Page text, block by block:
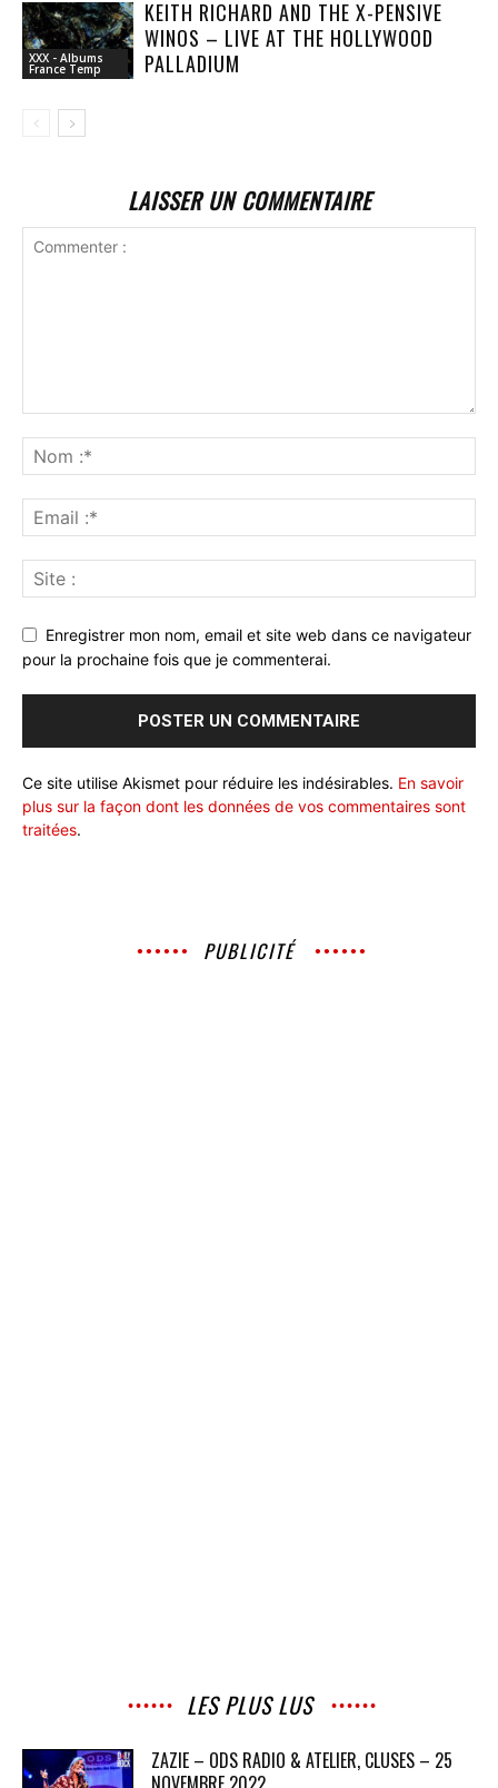
XXX - Albums
France Temp
KEITH RICHARD AND THE X-PENSIVE
WINOS – LIVE AT THE HOLLYWOOD
PALLADIUM
LAISSER UN COMMENTAIRE
Enregistrer mon nom, email et site web dans ce navigateur
pour la prochaine fois que je commenterai.
Ce site utilise Akismet pour réduire les indésirables. En savoir
plus sur la façon dont les données de vos commentaires sont
traitées.
PUBLICITÉ
LES PLUS LUS
ZAZIE – ODS RADIO & ATELIER, CLUSES – 25